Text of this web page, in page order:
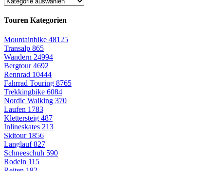
Touren Kategorien
Mountainbike 48125
Transalp 865
Wandern 24994
Bergtour4692
Rennrad 10444
Fahrrad Touring 8765
Trekkingbike 6084
Nordic Walking 370
Laufen 1783
Klettersteig 487
Inlineskates 213
Skitour 1856
Langlauf827
Schneeschuh 590
Rodeln 115